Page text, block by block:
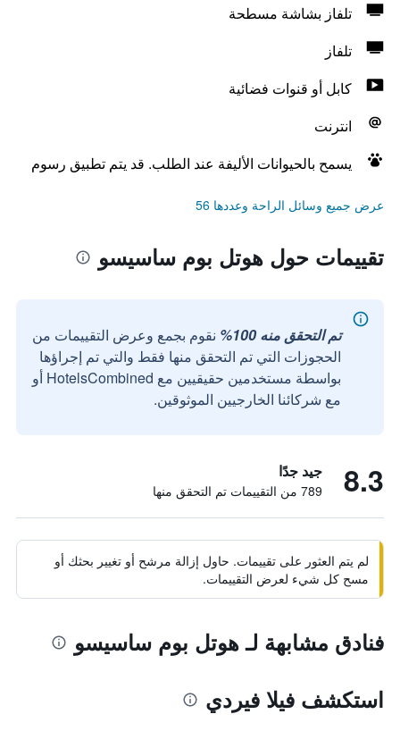
تلفاز بشاشة مسطحة
تلفاز
كابل أو قنوات فضائية
انترنت
يسمح بالحيوانات الأليفة عند الطلب. قد يتم تطبيق رسوم
عرض جميع وسائل الراحة وعددها 56
تقييمات حول هوتل بوم ساسيسو
تم التحقق منه 100%
نقوم بجمع وعرض التقييمات من
الحجوزات التي تم التحقق منها فقط والتي تم إجراؤها
بواسطة مستخدمين حقيقيين مع HotelsCombined أو
مع شركائنا الخارجيين الموثوقين.
8.3 جيد جدًا
789 من التقييمات تم التحقق منها
لم يتم العثور على تقييمات. حاول إزالة مرشح أو تغيير بحثك أو
مسح كل شيء لعرض التقييمات.
فنادق مشابهة لـ هوتل بوم ساسيسو
استكشف فيلا فيردي